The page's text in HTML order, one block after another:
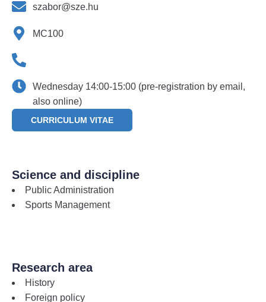
szabor@sze.hu
MC100
Wednesday 14:00-15:00 (pre-registration by email,
also online)
CURRICULUM VITAE
Science and discipline
Public Administration
Sports Management
Research area
History
Foreign policy